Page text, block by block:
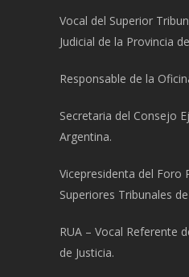
Vocal del Superior
Judicial de la Provincia
Responsable de la
Secretaria del Consejo
Argentina.
Vicepresidenta del Foro
Superiores Tribunales de
RUA – Vocal Referente
de Justicia.